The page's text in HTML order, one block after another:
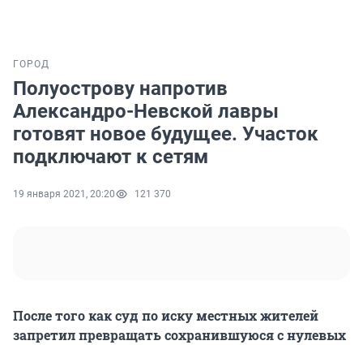
ГОРОД
Полуострову напротив
Александро-Невской лавры
готовят новое будущее. Участок
подключают к сетям
19 января 2021, 20:20 121 370
После того как суд по иску местных жителей
запретил превращать сохранившуюся с нулевых